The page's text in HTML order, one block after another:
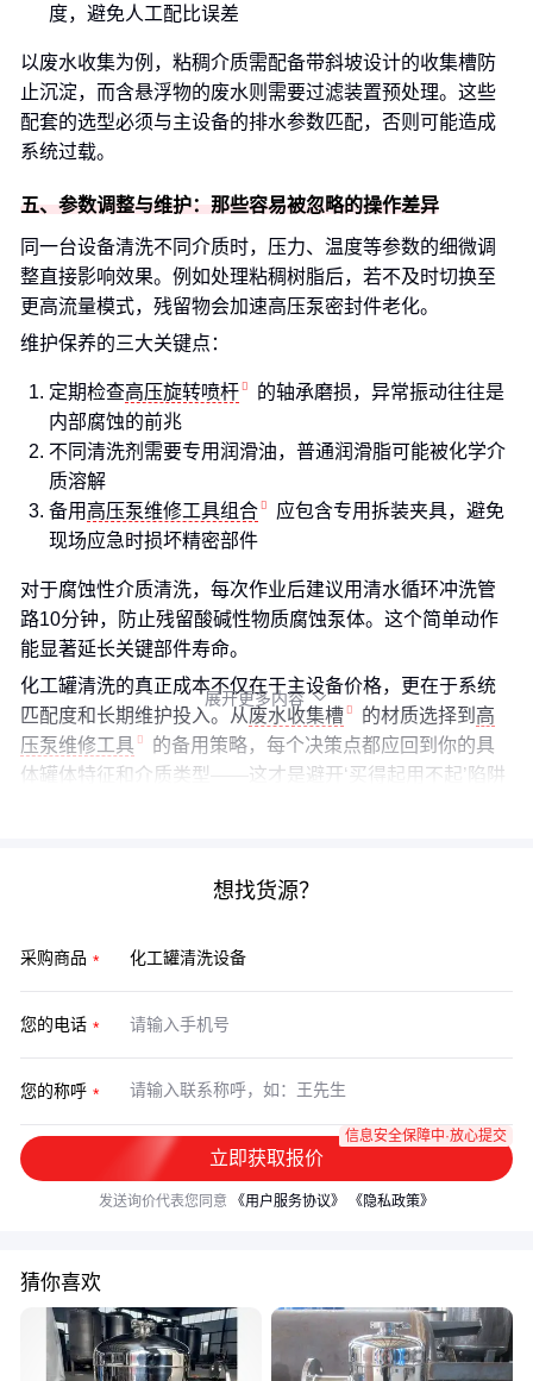
度，避免人工配比误差
以废水收集为例，粘稠介质需配备带斜坡设计的收集槽防
止沉淀，而含悬浮物的废水则需要过滤装置预处理。这些
配套的选型必须与主设备的排水参数匹配，否则可能造成
系统过载。
五、参数调整与维护：那些容易被忽略的操作差异
同一台设备清洗不同介质时，压力、温度等参数的细微调
整直接影响效果。例如处理粘稠树脂后，若不及时切换至
更高流量模式，残留物会加速高压泵密封件老化。
维护保养的三大关键点：
定期检查高压旋转喷杆
的轴承磨损，异常振动往往是
内部腐蚀的前兆
不同清洗剂需要专用润滑油，普通润滑脂可能被化学介
质溶解
备用 高压泵维修工具组合
应包含专用拆装夹具，避免
现场应急时损坏精密部件
对于腐蚀性介质清洗，每次作业后建议用清水循环冲洗管
路10分钟，防止残留酸碱性物质腐蚀泵体。这个简单动作
能显著延长关键部件寿命。
化工罐清洗的真正成本不仅在于主设备价格，更在于系统
匹配度和长期维护投入。从废水收集槽 的材质选择到 高
压泵维修工具
的备用策略，每个决策点都应回到你的具
体罐体特征和介质类型——这才是避开‘买得起用不起’陷阱
展开更多内容 
想找货源？
采购商品
您的电话
您的称呼
立即获取报价
信息安全保障中·放心提交
发送询价代表您同意 《用户服务协议》 《隐私政策》
猜你喜欢